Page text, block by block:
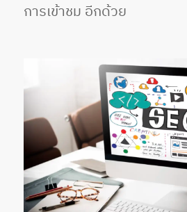
การเข้าชม อีกด้วย